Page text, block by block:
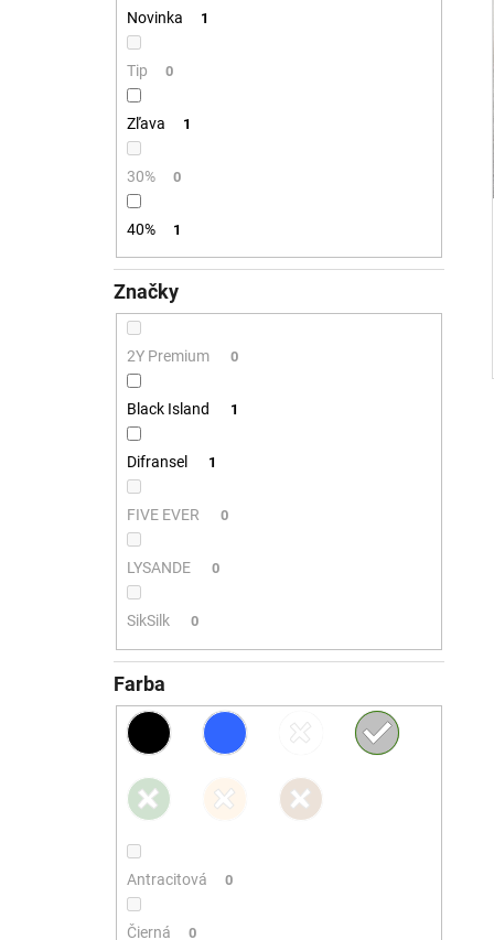
Novinka 1
Tip 0
Zľava 1
30% 0
40% 1
Značky
2Y Premium 0
Black Island 1
Difransel 1
FIVE EVER 0
LYSANDE 0
SikSilk 0
Farba
Antracitová 0
Čierná 0
t
o